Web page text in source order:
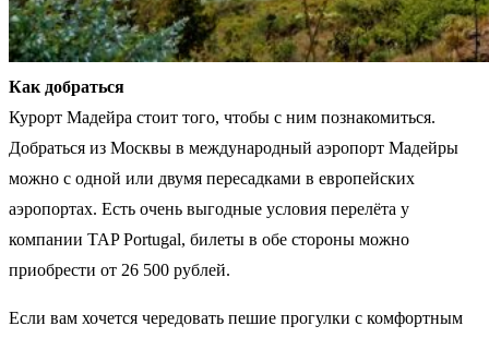
Как добраться
Курорт Мадейра стоит того, чтобы с ним познакомиться.
Добраться из Москвы в международный аэропорт Мадейры
можно с одной или двумя пересадками в европейских
аэропортах. Есть очень выгодные условия перелёта у
компании TAP Portugal, билеты в обе стороны можно
приобрести от 26 500 рублей.
Если вам хочется чередовать пешие прогулки с комфортным